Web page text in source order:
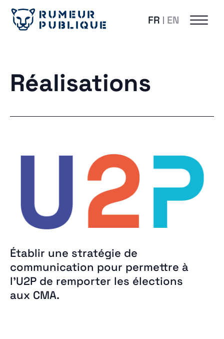
FR EN
Réalisations
Établir une stratégie de
communication pour permettre à
l’U2P de remporter les élections
aux CMA.